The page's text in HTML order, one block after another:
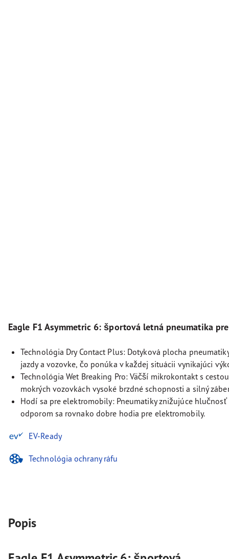
Eagle F1 Asymmetric 6: športová letná pneumatika
Technológia Dry Contact Plus: Dotyková plocha
jazdy a vozovke, čo ponúka v každej situácii vynikajúci
Technológia Wet Breaking Pro: Väčší mikrokontakt s
mokrých vozovkách vysoké brzdné schopnosti a silný
Hodí sa pre elektromobily: Pneumatiky znižujúce
odporom sa rovnako dobre hodia pre elektromobily.
EV-Ready
Technológia ochrany ráfu
Popis